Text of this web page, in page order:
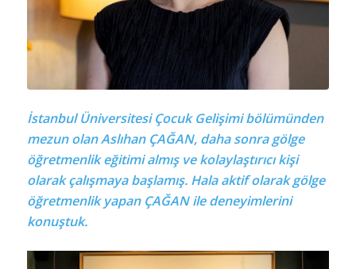
İstanbul Üniversitesi Çocuk Gelişimi bölümünden
mezun olan Aslıhan ÇAĞAN, daha sonra gölge
öğretmenlik eğitimi almış ve kolaylaştırıcı kişi
olarak çalışmaya başlamış. Hala aktif olarak gölge
öğretmenlik yapan ÇAĞAN ile deneyimlerini
konuştuk.